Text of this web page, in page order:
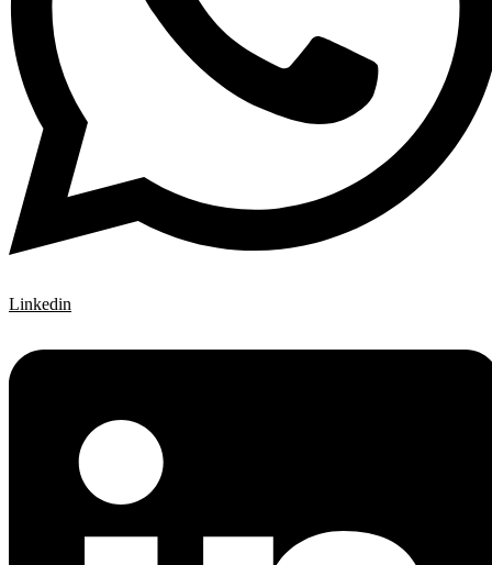
Linkedin